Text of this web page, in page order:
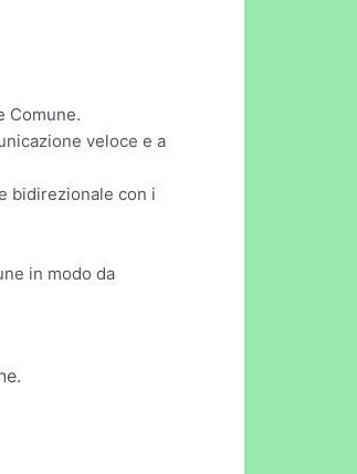
Comune.
veloce e a
bidirezionale con i
in modo da